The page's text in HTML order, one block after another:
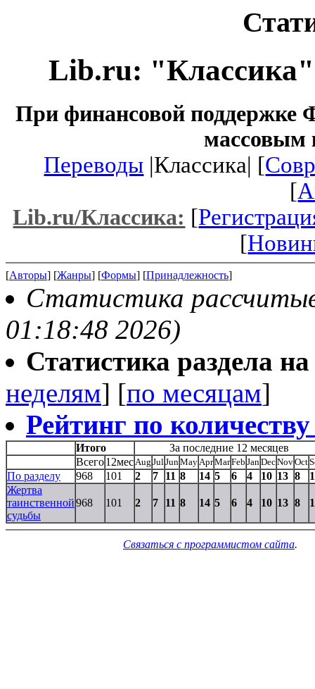
Lib.ru:
При финансовой поддержке
массовым
Переводы |Классика| [
[
Lib.ru/Классика: [
[
[Авторы] [Жанры] [Формы] [Принадлежность]
Статистика
01:18:48 2026)
Статистика раздела
неделям] [по месяцам]
Рейтинг по
Итого
За последние 12 месяцев
Всего12мес Aug Jul Jun May AprMarFeb Jan DecNovOct
По разделу 968 101 2 7 11 8 14 5 6 4 10 13 8
Жертва
таинственной
судьбы
968 101 2 7 11 8 14 5 6 4 10 13 8
Связаться с программистом сайта.